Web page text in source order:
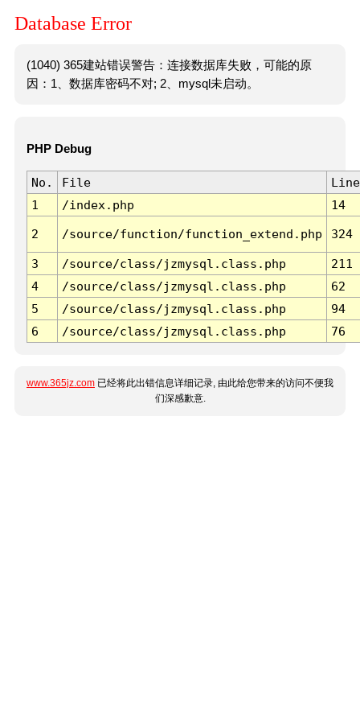
Database Error
(1040) 365建站错误警告：连接数据库失败，可能的原
因：1、数据库密码不对; 2、mysql未启动。
PHP Debug
No. File
Line
1
/index.php 14
2 /source/function/function_extend.php 324
3 /source/class/jzmysql.class.php
211
4
/source/class/jzmysql.class.php
62
5
/source/class/jzmysql.class.php
94
6
/source/class/jzmysql.class.php 76
www.365jz.com 已经将此出错信息详细记录, 由此给您带来的访问不便我
们深感歉意.